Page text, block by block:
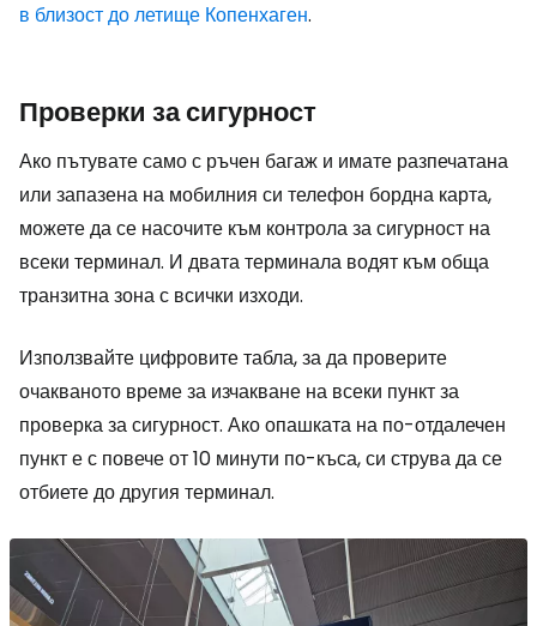
в близост до летище Копенхаген.
Проверки за сигурност
Ако пътувате само с ръчен багаж и имате разпечатана
или запазена на мобилния си телефон бордна карта,
можете да се насочите към контрола за сигурност на
всеки терминал. И двата терминала водят към обща
транзитна зона с всички изходи.
Използвайте цифровите табла, за да проверите
очакваното време за изчакване на всеки пункт за
проверка за сигурност. Ако опашката на по-отдалечен
пункт е с повече от 10 минути по-къса, си струва да се
отбиете до другия терминал.